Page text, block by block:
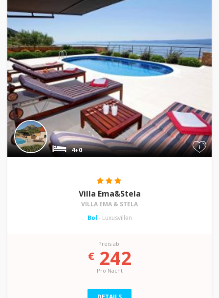
+
4+0
Villa Ema&Stela
VILLA EMA & STELA
Bol - Luxusvillen
Preis ab:
€242
Pro Nacht